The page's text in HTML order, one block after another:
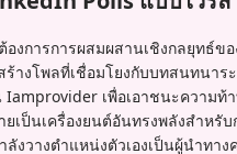
งการการผสมผสานเชิงกลยุทธ์ข
ร้างโพลที่เชื่อมโยงกับบทสนทน
เพื่อเอาชนะความท้
ป็นเครื่องยนต์อันทรงพลังสำหรับ
วางตำแหน่งตัวเองเป็นผู้นำทา